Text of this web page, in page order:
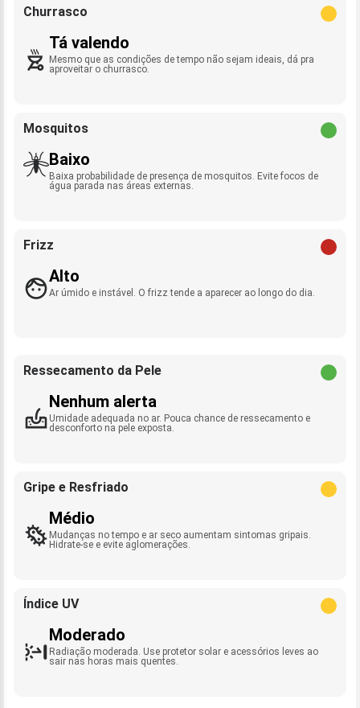
Churrasco
Tá valendo
Mesmo que as condições de tempo não sejam ideais, dá pra
aproveitar o churrasco.
Mosquitos
Baixo
Baixa probabilidade de presença de mosquitos. Evite focos de
água parada nas áreas externas.
Frizz
Alto
Ar úmido e instável. O frizz tende a aparecer ao longo do dia.
Ressecamento da Pele
Nenhum alerta
Umidade adequada no ar. Pouca chance de ressecamento e
desconforto na pele exposta.
Gripe e Resfriado
Médio
Mudanças no tempo e ar seco aumentam sintomas gripais.
Hidrate-se e evite aglomerações.
Índice UV
Moderado
Radiação moderada. Use protetor solar e acessórios leves ao
sair nas horas mais quentes.